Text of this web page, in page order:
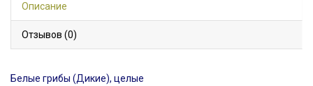
Описание
Отзывов (0)
Белые грибы (Дикие), целые